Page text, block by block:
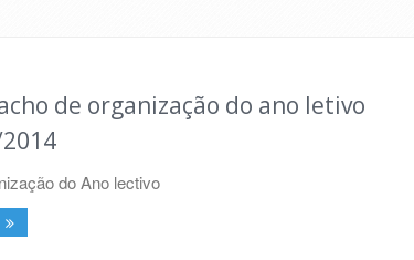
de organização do ano letivo
do Ano lectivo